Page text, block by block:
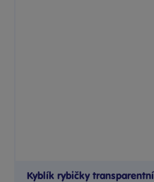
Kyblík rybičky transparentní